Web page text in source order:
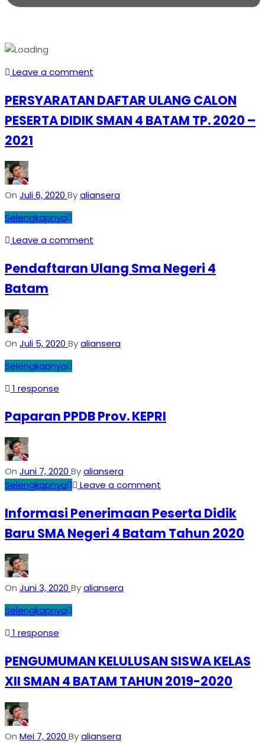
Leave a comment
PERSYARATAN DAFTAR ULANG CALON
PESERTA DIDIK SMAN 4 BATAM TP. 2020 –
2021
On Juli 6, 2020 Byaliansera
Selengkapnya
Leave a comment
Pendaftaran Ulang Sma Negeri 4
Batam
On Juli 5, 2020 Byaliansera
Selengkapnya
1 response
Paparan PPDB Prov. KEPRI
On Juni 7, 2020 Byaliansera
Selengkapnya
Leave a comment
Informasi Penerimaan Peserta Didik
Baru SMA Negeri 4 Batam Tahun 2020
On Juni 3, 2020 Byaliansera
Selengkapnya
1 response
PENGUMUMAN KELULUSAN SISWA KELAS
XII SMAN 4 BATAM TAHUN 2019-2020
On Mei 7, 2020 Byaliansera